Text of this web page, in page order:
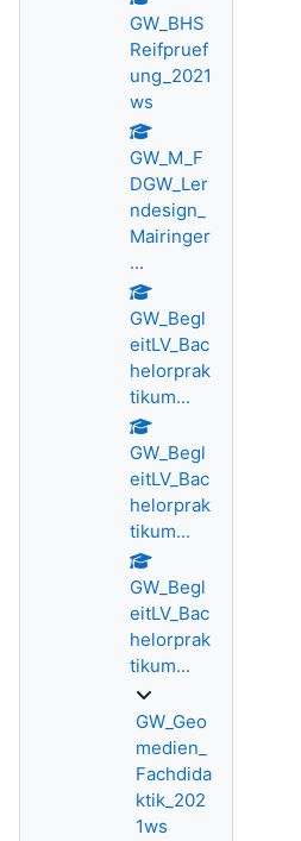
GW_BHS
Reifpruef
ung_2021
ws
GW_M_F
DGW_Ler
ndesign_
Mairinger
...
GW_Begl
eitLV_Bac
helorprak
tikum...
GW_Begl
eitLV_Bac
helorprak
tikum...
GW_Begl
eitLV_Bac
helorprak
tikum...
GW_Geo
medien_
Fachdida
ktik_202
1ws